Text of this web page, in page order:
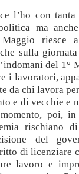
l’ho con
ma
riesce
sulla
del 1°
i lavoratori,
da chi lavora
e di vecchie e
poi,
rischiano di
del
di licenziare
lavoro e